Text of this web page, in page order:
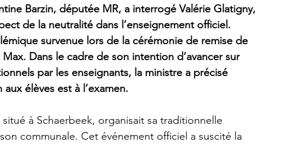
Barzin, députée MR, a interrogé Valérie Glatigny,
de la neutralité dans l’enseignement officiel.
survenue lors de la cérémonie de remise de
Dans le cadre de son intention d’avancer sur
par les enseignants, la ministre a précisé
élèves est à l’examen.
à Schaerbeek, organisait sa traditionnelle
communale. Cet événement officiel a suscité la